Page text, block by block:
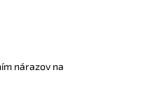
nárazov na